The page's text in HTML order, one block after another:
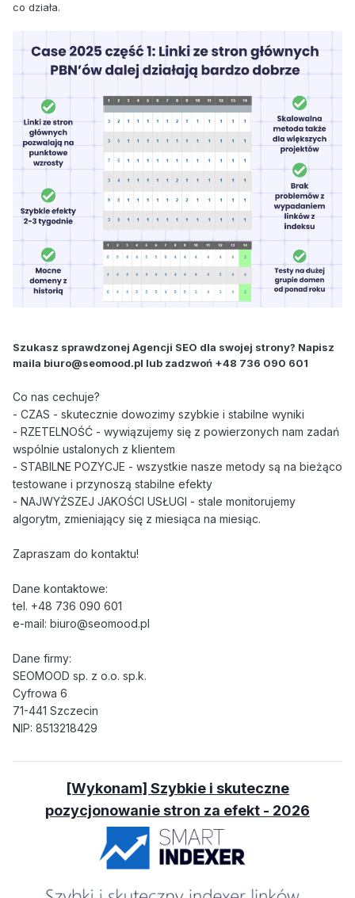
co działa.
Szukasz sprawdzonej Agencji SEO dla swojej strony? Napisz
maila biuro@seomood.pl lub zadzwoń +48 736 090 601
Co nas cechuje?
- CZAS - skutecznie dowozimy szybkie i stabilne wyniki
- RZETELNOŚĆ - wywiązujemy się z powierzonych nam zadań
wspólnie ustalonych z klientem
- STABILNE POZYCJE - wszystkie nasze metody są na bieżąco
testowane i przynoszą stabilne efekty
- NAJWYŻSZEJ JAKOŚCI USŁUGI - stale monitorujemy
algorytm, zmieniający się z miesiąca na miesiąc.
Zapraszam do kontaktu!
Dane kontaktowe:
tel. +48 736 090 601
e-mail: biuro@seomood.pl
Dane firmy:
SEOMOOD sp. z o.o. sp.k.
Cyfrowa 6
71-441 Szczecin
NIP: 8513218429
[Wykonam] Szybkie i skuteczne
pozycjonowanie stron za efekt - 2026